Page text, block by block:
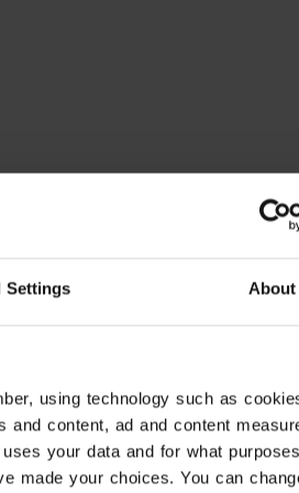
Settings About
using technology such as
content, ad and content
your data and for what
made your choices. You can